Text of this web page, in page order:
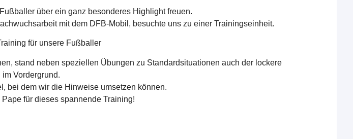
über ein ganz besonderes Highlight freuen.
mit dem DFB-Mobil, besuchte uns zu einer Trainingseinheit.
stand neben speziellen Übungen zu Standardsituationen auch der lockere
Vordergrund.
bei dem wir die Hinweise umsetzen können.
für dieses spannende Training!